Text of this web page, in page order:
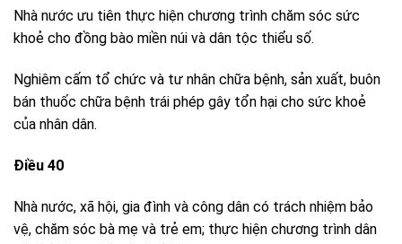
Nhà nước ưu tiên thực hiện chương trình chăm sóc sức
khoẻ cho đồng bào miền núi và dân tộc thiểu số.
Nghiêm cấm tổ chức và tư nhân chữa bệnh, sản xuất, buôn
bán thuốc chữa bệnh trái phép gây tổn hại cho sức khoẻ
của nhân dân.
Điều 40
Nhà nước, xã hội, gia đình và công dân có trách nhiệm bảo
vệ, chăm sóc bà mẹ và trẻ em; thực hiện chương trình dân